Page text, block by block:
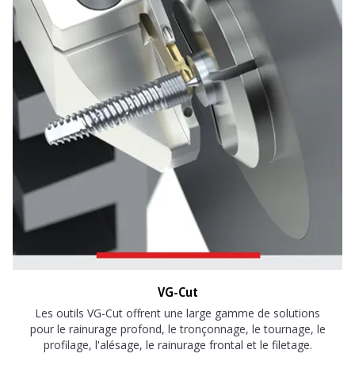
VG-Cut
Les outils VG-Cut offrent une large gamme de solutions
pour le rainurage profond, le tronçonnage, le tournage, le
profilage, l'alésage, le rainurage frontal et le filetage.